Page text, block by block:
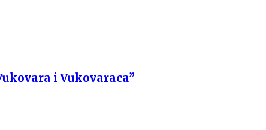
i Vukovaraca”